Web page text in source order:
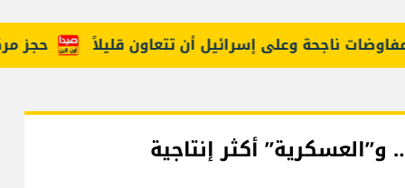
حجز ناجحة وعلى إسرائيل أن تتعاون قليلاً
أكثر إنتاجية